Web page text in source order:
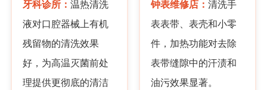
牙科诊所： 温热清洗
液对口腔器械上有机
残留物的清洗效果
好，为高温灭菌前处
理提供更彻底的清洁
钟表维修店： 清洗手
表表带、表壳和小零
件，加热功能对去除
表带缝隙中的汗渍和
油污效果显著。